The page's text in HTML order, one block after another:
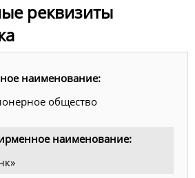
реквизиты
наименование:
общество
наименование: